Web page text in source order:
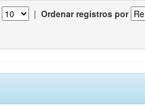
| Ordenar registros por